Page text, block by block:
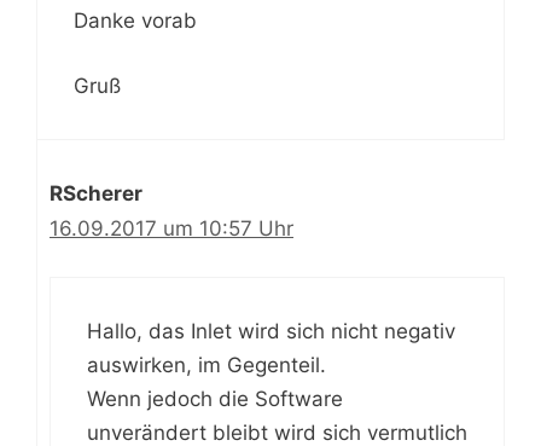
Danke vorab
Gruß
RScherer
16.09.2017 um 10:57 Uhr
Hallo, das Inlet wird sich nicht negativ
auswirken, im Gegenteil.
Wenn jedoch die Software
unverändert bleibt wird sich vermutlich